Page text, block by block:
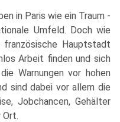
in Paris wie ein Traum -
Umfeld. Doch wie
Hauptstadt
Arbeit finden und sich
Warnungen vor hohen
sind dabei vor allem die
Jobchancen, Gehälter
Ort.